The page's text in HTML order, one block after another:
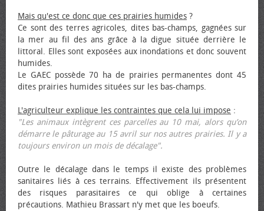
Mais qu'est ce donc que ces prairies humides ?
Ce sont des terres agricoles, dites bas-champs, gagnées sur
la mer au fil des ans grâce à la digue située derrière le
littoral. Elles sont exposées aux inondations et donc souvent
humides.
Le GAEC possède 70 ha de prairies permanentes dont 45
dites prairies humides situées sur les bas-champs.
L'agriculteur explique les contraintes que cela lui impose :
"Les animaux intègrent ces parcelles au 10 mai, alors qu’on
démarre le pâturage au 15 avril sur nos autres prairies. Il y a
toujours environ un mois de décalage".
Outre le décalage dans le temps il existe des problèmes
sanitaires liés à ces terrains. Effectivement ils présentent
des risques parasitaires ce qui oblige à certaines
précautions. Mathieu Brassart n'y met que les bœufs.